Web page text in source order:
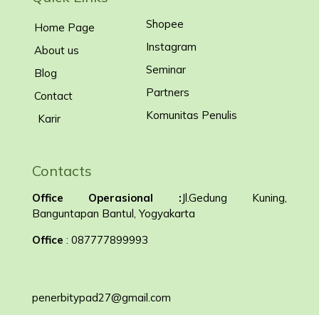
Home Page
About us
Blog
Contact
Karir
Shopee
Instagram
Seminar
Partners
Komunitas Penulis
Contacts
Office Operasional :Jl.Gedung Kuning,
Banguntapan Bantul, Yogyakarta
Office : 087777899993
penerbitypad27@gmail.com